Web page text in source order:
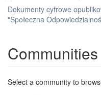
Dokumenty cyfrowe
"Społeczna
Select a community to